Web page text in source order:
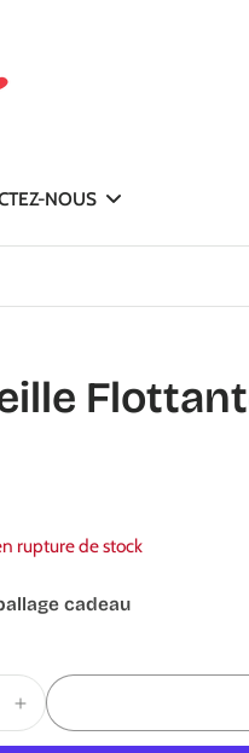
NOUS
rupture de stock
cadeau